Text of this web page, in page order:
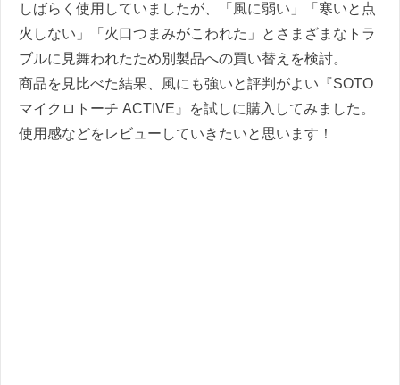
しばらく使用していましたが、「風に弱い」「寒いと点
火しない」「火口つまみがこわれた」とさまざまなトラ
ブルに見舞われたため別製品への買い替えを検討。
商品を見比べた結果、風にも強いと評判がよい『SOTO
マイクロトーチ ACTIVE』を試しに購入してみました。
使用感などをレビューしていきたいと思います！